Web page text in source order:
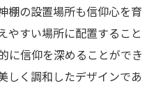
棚の設置場所も信仰心を育
やすい場所に配置すること
に信仰を深めることができ
しく調和したデザインであ